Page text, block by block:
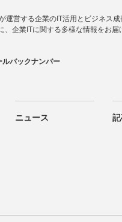
運営する企業のIT活用とビジネス
企業ITに関する多様な情報をお届
ルバックナンバー
ニュース